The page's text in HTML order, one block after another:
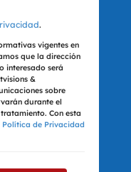
.
vigentes en
que la dirección
interesado será
&
sobre
durante el
Con esta
Política de Privacidad